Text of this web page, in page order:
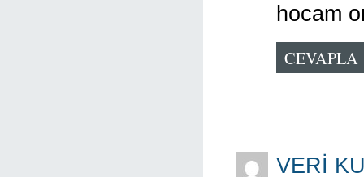
hocam
CEVAPLA
VERI